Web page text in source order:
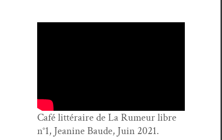
Café lit­téraire de La Rumeur libre
n°1, Jea­nine Baude, Juin 2021.